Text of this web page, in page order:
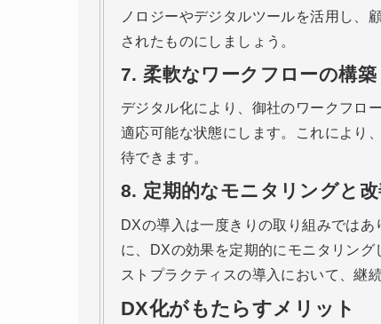
ノロジーやデジタルツールを活用し、
されたものにしましょう。
7.柔軟なワークフローの構築
デジタル化により、御社のワークフロ
適応可能な状態にします。これにより
待できます。
8. 定期的なモニタリングと
DXの導入は一度きりの取り組みでは
に、DXの効果を定期的にモニタリン
ストプラクティスの導入において、継
DX化がもたらすメリット